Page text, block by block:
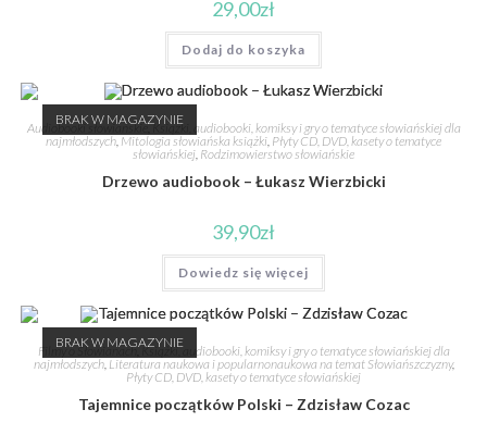
29,00zł
Dodaj do koszyka
BRAK W MAGAZYNIE
Audiobooki słowiańskie,Książki, audiobooki, komiksy i gry o tematyce słowiańskiej dla
najmłodszych, Mitologia słowiańska książki, Płyty CD, DVD, kasety o tematyce
słowiańskiej, Rodzimowierstwo słowiańskie
Drzewo audiobook – Łukasz Wierzbicki
39,90zł
Dowiedz się więcej
BRAK W MAGAZYNIE
Filmy o Słowianach, Książki, audiobooki, komiksy i gry o tematyce słowiańskiej dla
najmłodszych, Literatura naukowa i popularnonaukowa na temat Słowiańszczyzny,
Płyty CD, DVD, kasety o tematyce słowiańskiej
Tajemnice początków Polski – Zdzisław Cozac